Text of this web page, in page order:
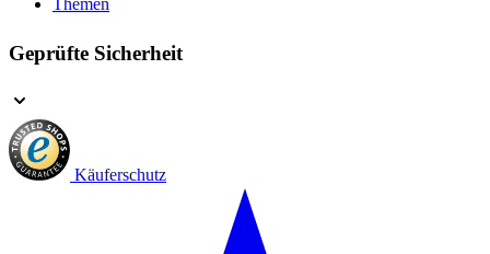
Themen
Geprüfte Sicherheit
Käuferschutz